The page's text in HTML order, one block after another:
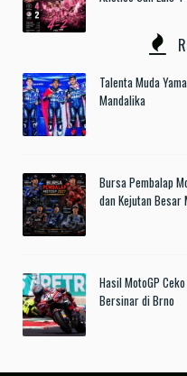
Talenta Muda
Mandalika
Bursa Pembalap
dan Kejutan Besar
Hasil MotoGP
Bersinar di Brno